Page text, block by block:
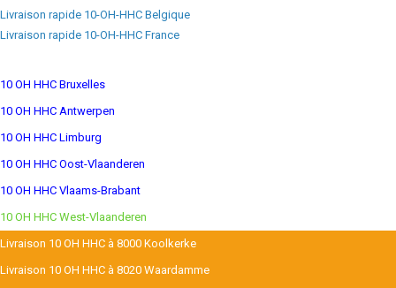
Livraison rapide 10-OH-HHC Belgique
Livraison rapide 10-OH-HHC France
10 OH HHC Bruxelles
10 OH HHC Antwerpen
10 OH HHC Limburg
10 OH HHC Oost-Vlaanderen
10 OH HHC Vlaams-Brabant
10 OH HHC West-Vlaanderen
Livraison 10 OH HHC à 8000 Koolkerke
Livraison 10 OH HHC à 8020 Waardamme